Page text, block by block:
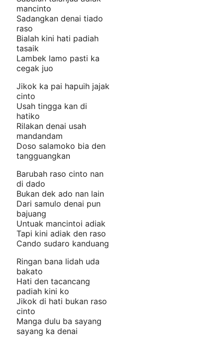
mancinto
Sadangkan denai tiado
raso
Bialah kini hati padiah
tasaik
Lambek lamo pasti ka
cegak juo
Jikok ka pai hapuih jajak
cinto
Usah tingga kan di
hatiko
Rilakan denai usah
mandandam
Doso salamoko bia den
tangguangkan
Barubah raso cinto nan
di dado
Bukan dek ado nan lain
Dari samulo denai pun
bajuang
Untuak mancintoi adiak
Tapi kini adiak den raso
Cando sudaro kanduang
Ringan bana lidah uda
bakato
Hati den tacancang
padiah kini ko
Jikok di hati bukan raso
cinto
Manga dulu ba sayang
sayang ka denai